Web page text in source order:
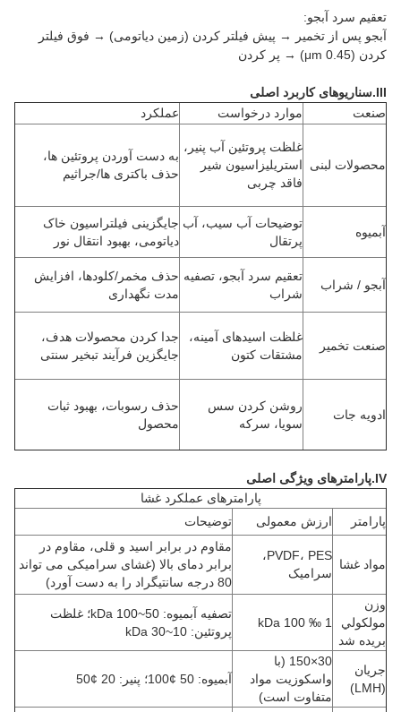
تعقيم سرد آبجو:
آبجو پس از تخمیر → پیش فیلتر کردن (زمین دیاتومی) → فوق فیلتر
کردن (0.45 μm) → پر کردن
III.سناریوهای کاربرد اصلی
صنعت
موارد درخواست عملکرد
محصولات لبنی
غلظت پروتئین آب پنیر،
استریلیزاسیون شیر
فاقد چربی
به دست آوردن پروتئین ها،
حذف باکتری ها/جراثیم
آبمیوه
توضیحات آب سیب، آب
پرتقال
جایگزینی فیلتراسیون خاک
دیاتومی، بهبود انتقال نور
آبجو / شراب
تعقیم سرد آبجو، تصفیه
شراب
حذف مخمر/کلودها، افزایش
مدت نگهداری
صنعت تخمیر
غلظت اسیدهای آمینه،
مشتقات کتون
جدا کردن محصولات هدف،
جایگزین فرآیند تبخیر سنتی
ادویه جات
روشن کردن سس
سویا، سرکه
حذف رسوبات، بهبود ثبات
محصول
IV.پارامترهای ویژگی اصلی
پارامترهای عملکرد غشا
پارامتر
ارزش معمولی توضیحات
مواد غشا
PVDF، PES،
سرامیک
مقاوم در برابر اسید و قلی، مقاوم در
برابر دمای بالا (غشای سرامیکی می تواند
80 درجه سانتیگراد را به دست آورد)
وزن
مولکولي
بريده شد
1 ‰ 100 kDa
تصفیه آبمیوه: 50~100 kDa؛ غلظت
پروتئین: 10~30 kDa
جریان
(LMH)
30×150 (با
واسکوزیت مواد
متفاوت است)
آبمیوه: 50 ¢100؛ پنیر: 20 ¢50